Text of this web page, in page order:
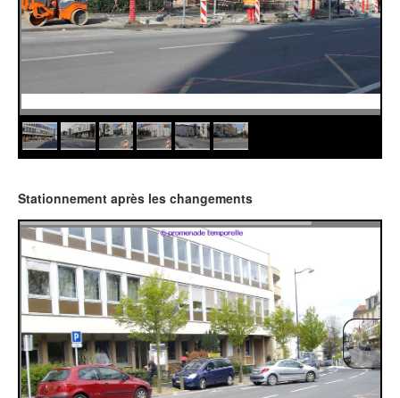
Stationnement après les changements